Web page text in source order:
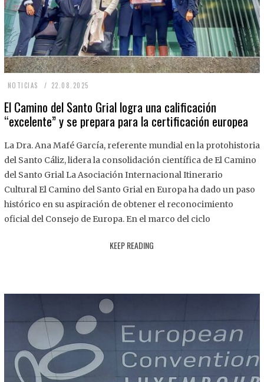
NOTICIAS 22.08.2025
.
8
2
2
El Camino del Santo Grial logra una calificación
“excelente” y se prepara para la certificación europea
La Dra. Ana Mafé García, referente mundial en la protohistoria
del Santo Cáliz, lidera la consolidación científica de El Camino
del Santo Grial La Asociación Internacional Itinerario
Cultural El Camino del Santo Grial en Europa ha dado un paso
histórico en su aspiración de obtener el reconocimiento
oficial del Consejo de Europa. En el marco del ciclo
KEEP READING